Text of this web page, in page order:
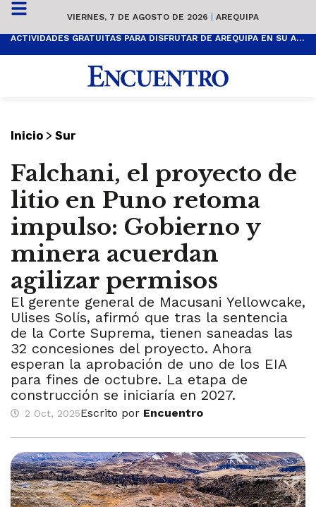
VIERNES, 7 DE AGOSTO DE 2026 | AREQUIPA
ACTIVIDADES GRATUITAS PARA DISFRUTAR DE AREQUIPA EN SU ANIVERSARIO
Inicio > Sur
Falchani, el proyecto de
litio en Puno retoma
impulso: Gobierno y
minera acuerdan
agilizar permisos
El gerente general de Macusani Yellowcake,
Ulises Solís, afirmó que tras la sentencia
de la Corte Suprema, tienen saneadas las
32 concesiones del proyecto. Ahora
esperan la aprobación de uno de los EIA
para fines de octubre. La etapa de
construcción se iniciaría en 2027.
2 Oct, 2025Escrito por Encuentro